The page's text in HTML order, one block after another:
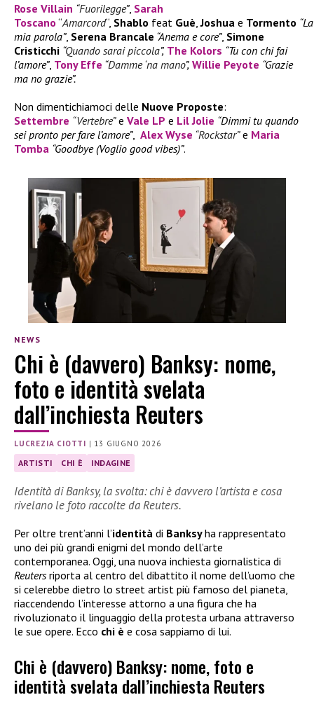
Rose Villain “Fuorilegge”, Sarah
Toscano “Amarcord“, Shablo feat Guè ,Joshua e Tormento “La
mia parola”, Serena Brancale “Anema e core”, Simone
Cristicchi “Quando sarai piccola”, The Kolors “Tu con chi fai
l’amore”, Tony Effe “Damme ‘na mano”, Willie Peyote “Grazie
ma no grazie”.
Non dimentichiamoci delle Nuove Proposte:
Settembre “Vertebre”e Vale LP e Lil Jolie “Dimmi tu quando
sei pronto per fare l’amore”, Alex Wyse “Rockstar”e Maria
Tomba “Goodbye (Voglio good vibes)”.
NEWS
Chi è (davvero) Banksy: nome,
foto e identità svelata
dall’inchiesta Reuters
LUCREZIA CIOTTI | 13 GIUGNO 2026
ARTISTI CHI È INDAGINE
Identità di Banksy, la svolta: chi è davvero l’artista e cosa
rivelano le foto raccolte da Reuters.
Per oltre trent’anni l’identità di Banksyha rappresentato
uno dei più grandi enigmi del mondo dell’arte
contemporanea. Oggi, una nuova inchiesta giornalistica di
Reutersriporta al centro del dibattito il nome dell’uomo che
si celerebbe dietro lo street artist più famoso del pianeta,
riaccendendo l’interesse attorno a una figura che ha
rivoluzionato il linguaggio della protesta urbana attraverso
le sue opere. Ecco chi è e cosa sappiamo di lui.
Chi è (davvero) Banksy: nome, foto e
identità svelata dall’inchiesta Reuters